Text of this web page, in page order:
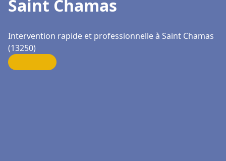
Saint Chamas
Intervention rapide et professionnelle à Saint Chamas
(13250)